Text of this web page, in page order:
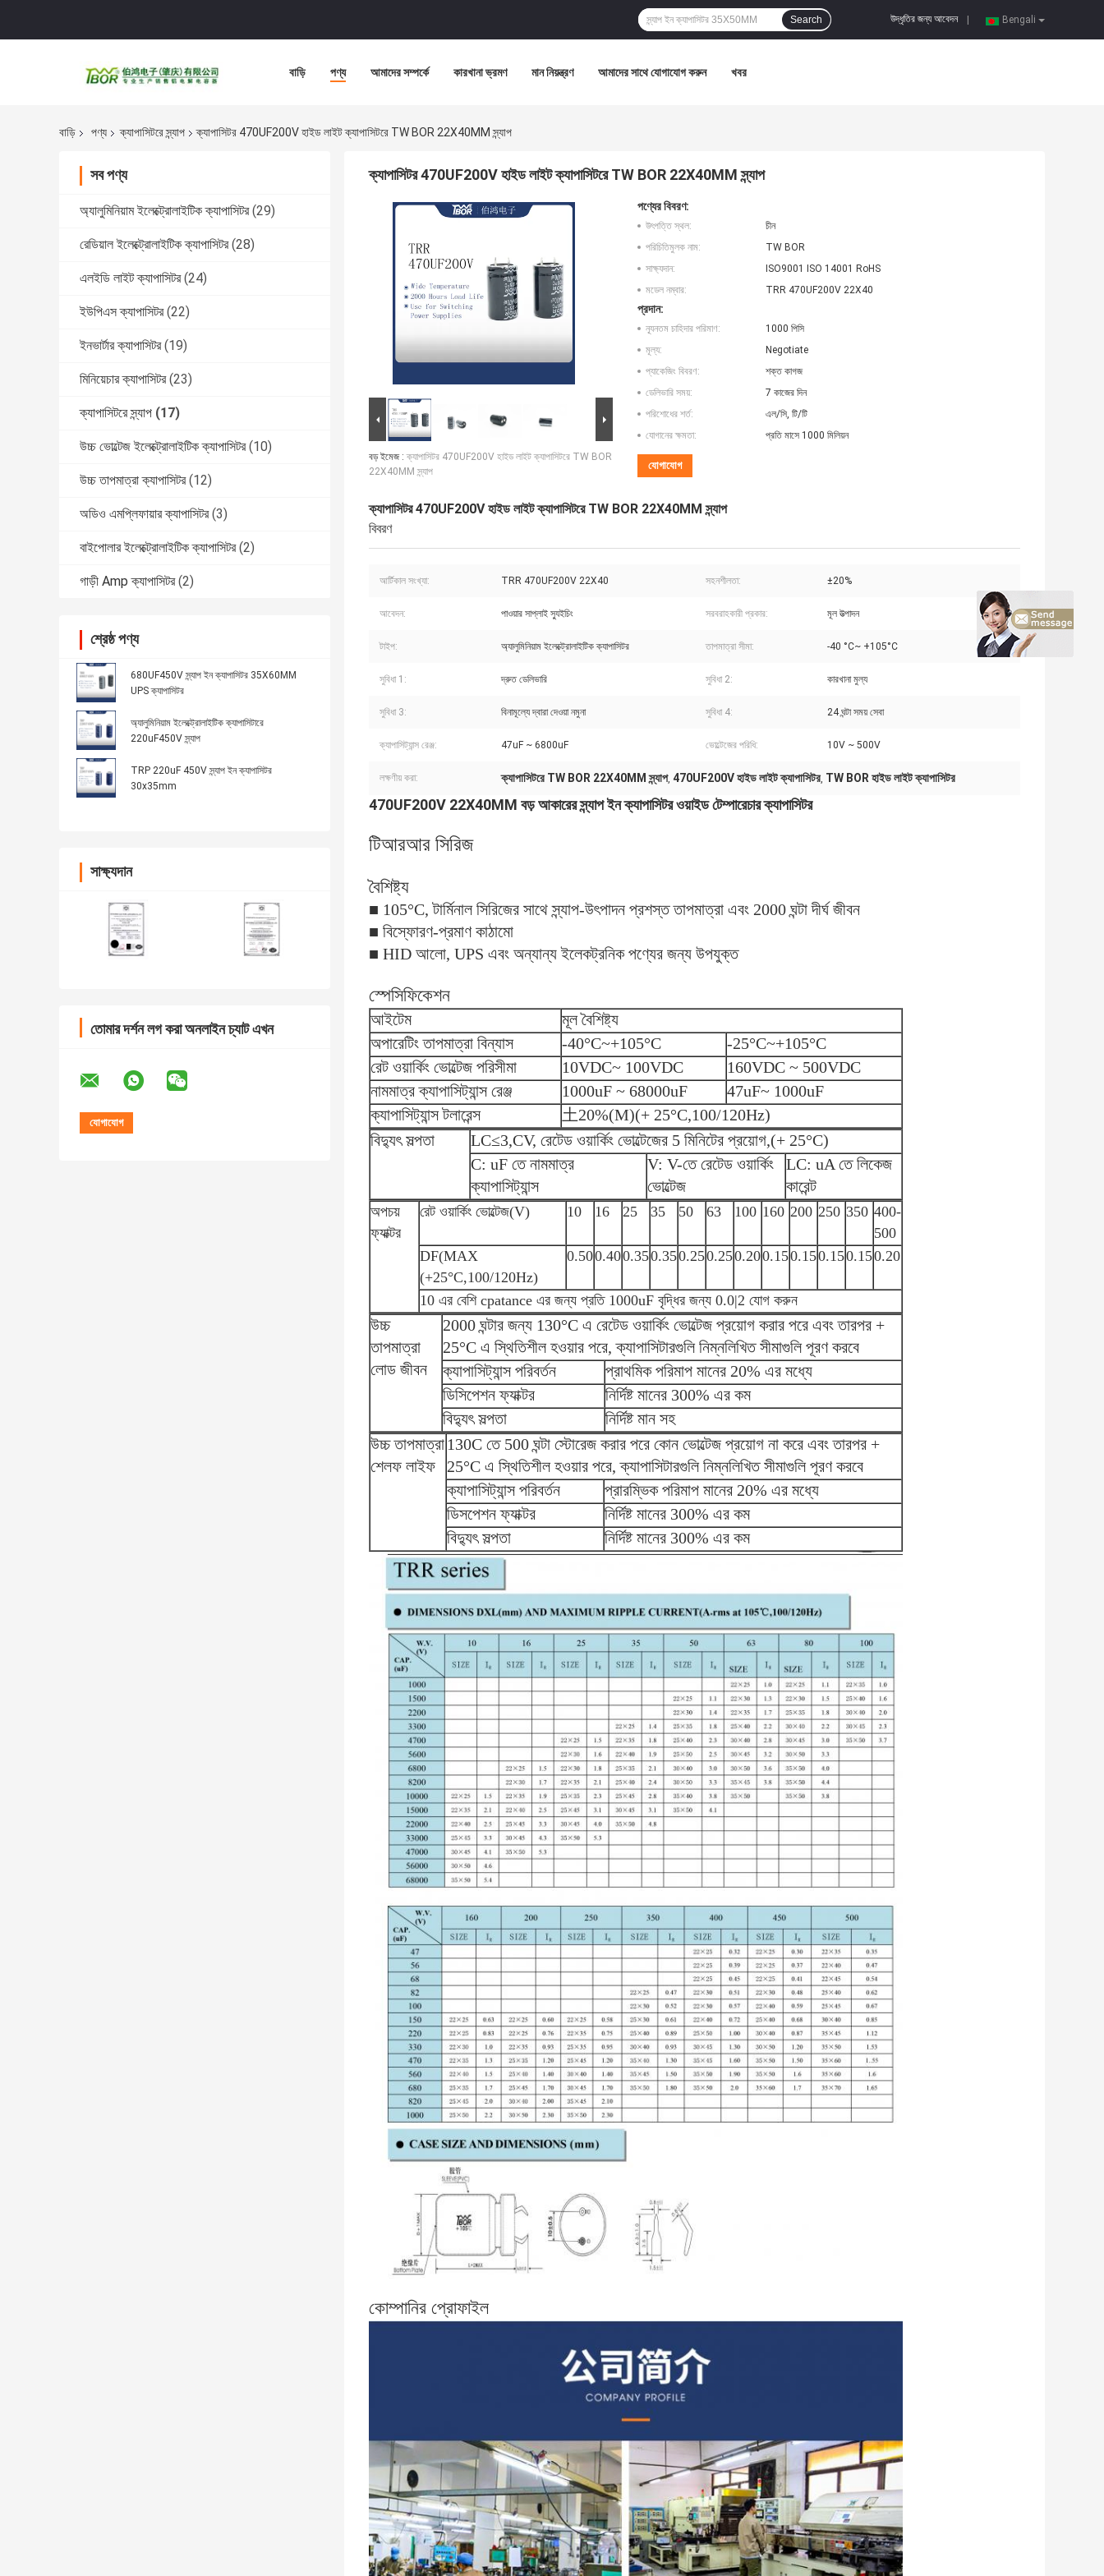
Bengali
উদ্ধৃতির জন্য আবেদন
Search
বাড়ি পণ্য আমাদের সম্পর্কে কারখানা ভ্রমণ মান নিয়ন্ত্রণ আমাদের সাথে যোগাযোগ করুন খবর
বাড়ি পণ্য ক্যাপাসিটরে স্ন্যাপ ক্যাপাসিটর 470UF200V হাইড লাইট ক্যাপাসিটরে TW BOR 22X40MM স্ন্যাপ
সব পণ্য
অ্যালুমিনিয়াম ইলেক্ট্রোলাইটিক ক্যাপাসিটর (29)
রেডিয়াল ইলেক্ট্রোলাইটিক ক্যাপাসিটর (28)
এলইডি লাইট ক্যাপাসিটর (24)
ইউপিএস ক্যাপাসিটর (22)
ইনভার্টার ক্যাপাসিটর (19)
মিনিয়েচার ক্যাপাসিটর (23)
ক্যাপাসিটরে স্ন্যাপ (17)
উচ্চ ভোল্টেজ ইলেক্ট্রোলাইটিক ক্যাপাসিটর (10)
উচ্চ তাপমাত্রা ক্যাপাসিটর (12)
অডিও এমপ্লিফায়ার ক্যাপাসিটর (3)
বাইপোলার ইলেক্ট্রোলাইটিক ক্যাপাসিটর (2)
গাড়ী Amp ক্যাপাসিটর (2)
শ্রেষ্ঠ পণ্য
680UF450V স্ন্যাপ ইন ক্যাপাসিটর 35X60MM
UPS ক্যাপাসিটর
অ্যালুমিনিয়াম ইলেক্ট্রোলাইটিক ক্যাপাসিটারে
220uF450V স্ন্যাপ
TRP 220uF 450V স্ন্যাপ ইন ক্যাপাসিটর
30x35mm
সাক্ষ্যদান
তোমার দর্শন লগ করা অনলাইন চ্যাট এখন
ক্যাপাসিটর 470UF200V হাইড লাইট ক্যাপাসিটরে TW BOR 22X40MM স্ন্যাপ
বড় ইমেজ :ক্যাপাসিটর 470UF200V হাইড লাইট ক্যাপাসিটরে TW BOR
22X40MM স্ন্যাপ
পণ্যের বিবরণ:
উৎপত্তি স্থল:
চীন
পরিচিতিমুলক নাম:
TW BOR
সাক্ষ্যদান:
ISO9001 ISO 14001 RoHS
মডেল নম্বার:
TRR 470UF200V 22X40
প্রদান:
ন্যূনতম চাহিদার পরিমাণ:
1000 পিসি
মূল্য:
Negotiate
প্যাকেজিং বিবরণ:
শক্ত কাগজ
ডেলিভারি সময়:
7 কাজের দিন
পরিশোধের শর্ত:
এল/সি, টি/টি
যোগানের ক্ষমতা:
প্রতি মাসে 1000 মিলিয়ন
যোগাযোগ
ক্যাপাসিটর 470UF200V হাইড লাইট ক্যাপাসিটরে TW BOR 22X40MM স্ন্যাপ
বিবরণ
আর্টিকাল সংখ্যা: TRR 470UF200V 22X40 সহনশীলতা: ±20%
আবেদন: পাওয়ার সাপ্লাই স্যুইচিং সরবরাহকারী প্রকার: মূল উত্পাদন
টাইপ: অ্যালুমিনিয়াম ইলেক্ট্রোলাইটিক ক্যাপাসিটর তাপমাত্রা সীমা: -40 °C~ +105°C
সুবিধা 1: দ্রুত ডেলিভারি সুবিধা 2: কারখানা মুল্য
সুবিধা 3: বিনামূল্যে দ্বারা দেওয়া নমুনা সুবিধা 4: 24 ঘন্টা সময় সেবা
ক্যাপাসিট্যান্স রেঞ্জ: 47uF ~ 6800uF ভোল্টেজের পরিধি: 10V ~ 500V
লক্ষণীয় করা: ক্যাপাসিটরে TW BOR 22X40MM স্ন্যাপ, 470UF200V হাইড লাইট ক্যাপাসিটর, TW BOR হাইড লাইট ক্যাপাসিটর
470UF200V 22X40MM বড় আকারের স্ন্যাপ ইন ক্যাপাসিটর ওয়াইড টেম্পারেচার ক্যাপাসিটর
টিআরআর সিরিজ
বৈশিষ্ট্য
■ 105°C, টার্মিনাল সিরিজের সাথে স্ন্যাপ-উৎপাদন প্রশস্ত তাপমাত্রা এবং 2000 ঘন্টা দীর্ঘ জীবন
■ বিস্ফোরণ-প্রমাণ কাঠামো
■ HID আলো, UPS এবং অন্যান্য ইলেকট্রনিক পণ্যের জন্য উপযুক্ত
স্পেসিফিকেশন
আইটেম
মূল বৈশিষ্ট্য
অপারেটিং তাপমাত্রা বিন্যাস
-40°C~+105°C
-25°C~+105°C
রেট ওয়ার্কিং ভোল্টেজ পরিসীমা
10VDC~ 100VDC
160VDC ~ 500VDC
নামমাত্র ক্যাপাসিট্যান্স রেঞ্জ
1000uF ~ 68000uF
47uF~ 1000uF
ক্যাপাসিট্যান্স টলারেন্স
土20%(M)(+ 25°C,100/120Hz)
বিদ্যুৎ সল্পতা
LC≤3,CV, রেটেড ওয়ার্কিং ভোল্টেজের 5 মিনিটের প্রয়োগ,(+ 25°C)
C: uF তে নামমাত্র
ক্যাপাসিট্যান্স
V: V-তে রেটেড ওয়ার্কিং
ভোল্টেজ
LC: uA তে লিকেজ
কারেন্ট
অপচয়
ফ্যাক্টর
রেট ওয়ার্কিং ভোল্টেজ(V) 10 16 25 35 50 63 100 160 200 250 350 400-
500
DF(MAX
(+25°C,100/120Hz)
0.500.400.350.350.250.250.200.150.150.150.150.20
10 এর বেশি cpatance এর জন্য প্রতি 1000uF বৃদ্ধির জন্য 0.0|2 যোগ করুন
উচ্চ
তাপমাত্রা
লোড জীবন
2000 ঘন্টার জন্য 130°C এ রেটেড ওয়ার্কিং ভোল্টেজ প্রয়োগ করার পরে এবং তারপর +
25°C এ স্থিতিশীল হওয়ার পরে, ক্যাপাসিটারগুলি নিম্নলিখিত সীমাগুলি পূরণ করবে
ক্যাপাসিট্যান্স পরিবর্তন
প্রাথমিক পরিমাপ মানের 20% এর মধ্যে
ডিসিপেশন ফ্যাক্টর
নির্দিষ্ট মানের 300% এর কম
বিদ্যুৎ সল্পতা
নির্দিষ্ট মান সহ
উচ্চ তাপমাত্রা
শেলফ লাইফ
130C তে 500 ঘন্টা স্টোরেজ করার পরে কোন ভোল্টেজ প্রয়োগ না করে এবং তারপর +
25°C এ স্থিতিশীল হওয়ার পরে, ক্যাপাসিটারগুলি নিম্নলিখিত সীমাগুলি পূরণ করবে
ক্যাপাসিট্যান্স পরিবর্তন
প্রারম্ভিক পরিমাপ মানের 20% এর মধ্যে
ডিসপেশন ফ্যাক্টর
নির্দিষ্ট মানের 300% এর কম
বিদ্যুৎ সল্পতা
নির্দিষ্ট মানের 300% এর কম
কোম্পানির প্রোফাইল